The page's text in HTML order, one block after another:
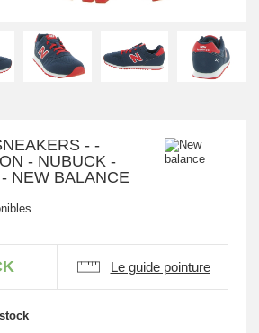
- -
- NUBUCK -
NEW BALANCE
Le guide pointure